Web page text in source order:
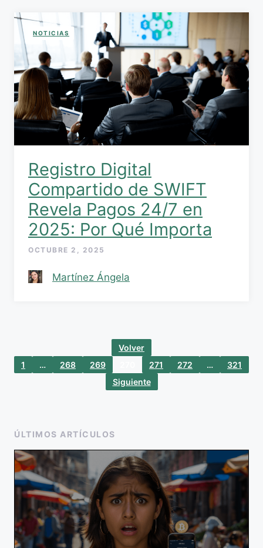
NOTICIAS
Registro Digital
Compartido de SWIFT
Revela Pagos 24/7 en
2025: Por Qué Importa
OCTUBRE 2, 2025
Martínez Ángela
Volver
1
… 268 269 271 272 …
321
Siguiente
ÚLTIMOS ARTÍCULOS